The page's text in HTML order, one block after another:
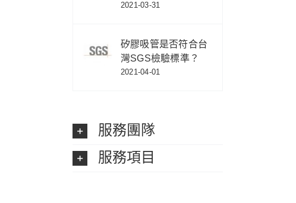
2021-03-31
矽膠吸管是否符合台
灣SGS檢驗標準？
2021-04-01
服務團隊
服務項目